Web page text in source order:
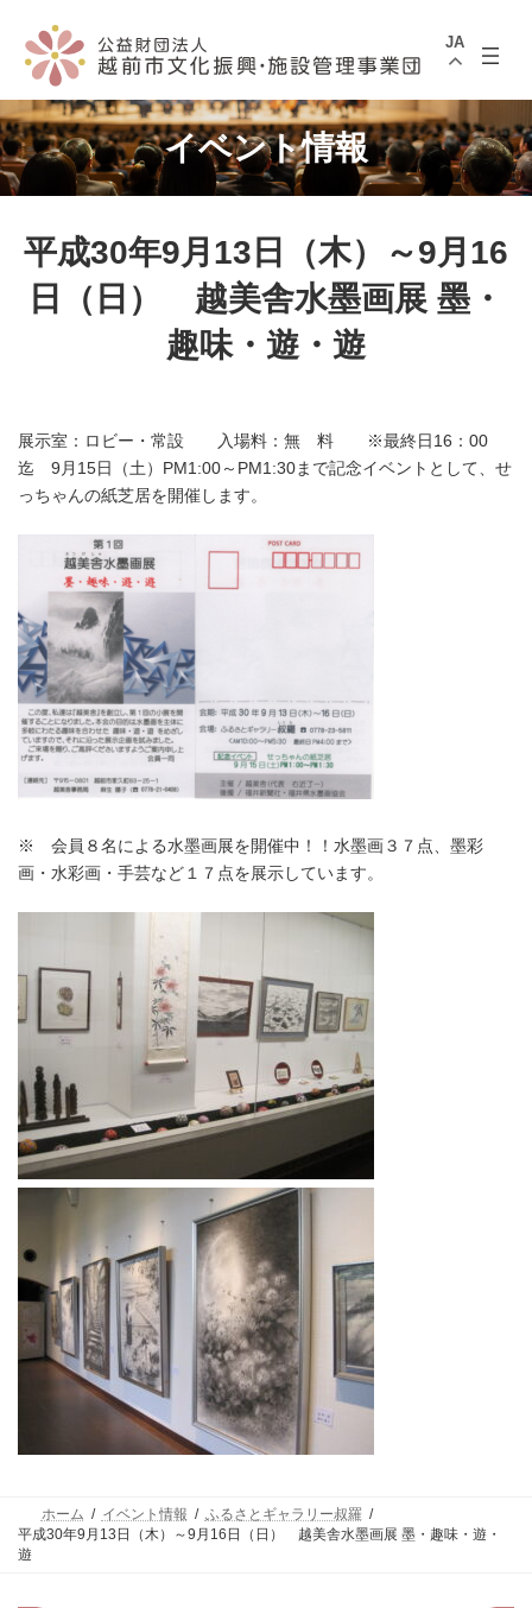
へ
ス
キ
ッ
プ
ョ
ン
に
移
動
JA
イベント情報
平成30年9月13日（木）～9月16
日（日） 越美舎水墨画展 墨・
趣味・遊・遊
展示室：ロビー・常設 入場料：無 料 ※最終日16：00
迄 9月15日（土）PM1:00～PM1:30まで記念イベントとして、せ
っちゃんの紙芝居を開催します。
※ 会員８名による水墨画展を開催中！！水墨画３７点、墨彩
画・水彩画・手芸など１７点を展示しています。
ホーム イベント情報
ふるさとギャラリー叔羅
平成30年9月13日（木）～9月16日（日） 越美舎水墨画展 墨・趣味・遊・
遊